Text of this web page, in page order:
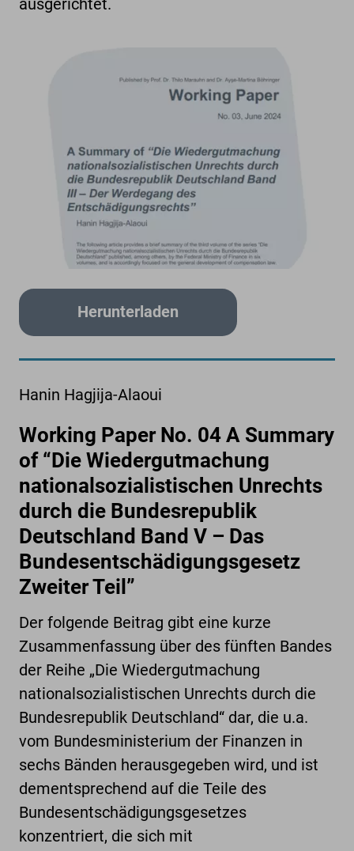
ausgerichtet.
Herunterladen
Working Paper No. 04 A Summary
of “Die Wiedergutmachung
nationalsozialistischen Unrechts
durch die Bundesrepublik
Deutschland Band V – Das
Bundesentschädigungsgesetz
Zweiter Teil”
Hanin Hagjija-Alaoui
Der folgende Beitrag gibt eine kurze
Zusammenfassung über des fünften Bandes
der Reihe „Die Wiedergutmachung
nationalsozialistischen Unrechts durch die
Bundesrepublik Deutschland“ dar, die u.a.
vom Bundesministerium der Finanzen in
sechs Bänden herausgegeben wird, und ist
dementsprechend auf die Teile des
Bundesentschädigungsgesetzes
konzentriert, die sich mit